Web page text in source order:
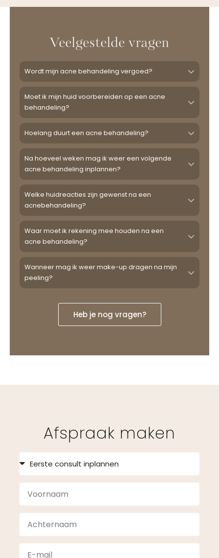
Veelgestelde vragen
Wordt mijn acne behandeling vergoed?
Moet ik mijn huid voorbereiden op een acne
behandeling?
Hoelang duurt een acne behandeling?
Na hoeveel weken mag ik weer een volgende
acne behandeling inplannen?
Welke huidreacties zijn gewenst na een
acnebehandeling?
Waar moet ik rekening mee houden na een
acne behandeling?
Wanneer mag ik weer make-up dragen na mijn
peeling?
Heb je nog vragen?
Afspraak maken